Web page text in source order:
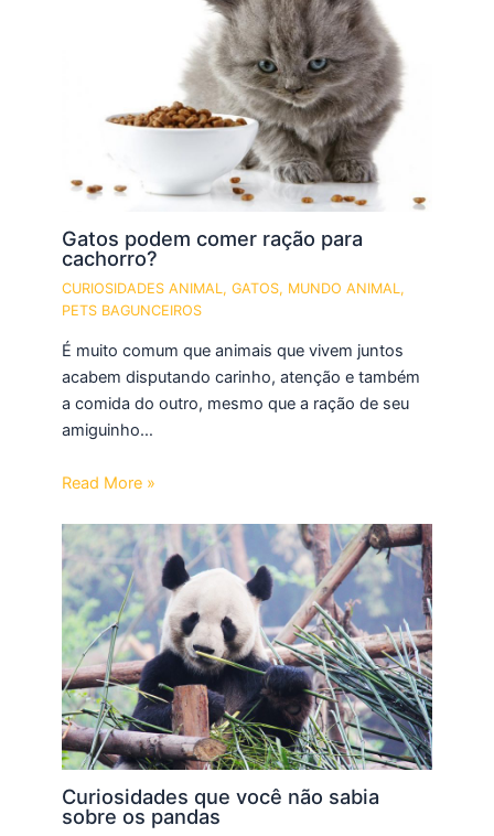
Gatos podem comer ração para
cachorro?
CURIOSIDADES ANIMAL ,GATOS, MUNDO ANIMAL ,
PETS BAGUNCEIROS
É muito comum que animais que vivem juntos
acabem disputando carinho, atenção e também
a comida do outro, mesmo que a ração de seu
amiguinho…
Read More »
Curiosidades que você não sabia
sobre os pandas